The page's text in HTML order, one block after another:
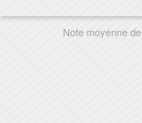
Note moyenne de